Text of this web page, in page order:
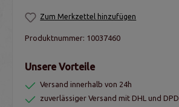
Zum Merkzettel hinzufügen
Produktnummer: 10037460
Unsere Vorteile
Versand innerhalb von 24h
zuverlässiger Versand mit DHL und DPD